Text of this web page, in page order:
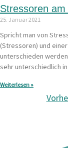
Stressoren
25. Januar 2021
Spricht man von
(Stressoren) und
unterschieden
sehr unterschiedlich
Weiterlesen »